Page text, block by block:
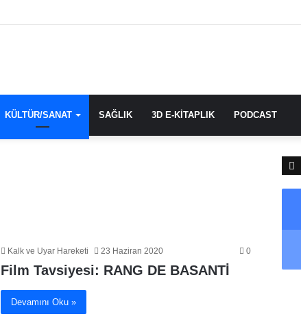
KÜLTÜR/SANAT SAĞLIK 3D E-KİTAPLIK PODCAST
Kalk ve Uyar Hareketi 23 Haziran 2020 0
Film Tavsiyesi: RANG DE BASANTİ
Devamını Oku »